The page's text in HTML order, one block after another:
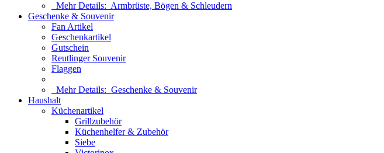
Mehr Details: Armbrüste, Bögen & Schleudern
Geschenke & Souvenir
Fan Artikel
Geschenkartikel
Gutschein
Reutlinger Souvenir
Flaggen
Mehr Details: Geschenke & Souvenir
Haushalt
Küchenartikel
Grillzubehör
Küchenhelfer & Zubehör
Siebe